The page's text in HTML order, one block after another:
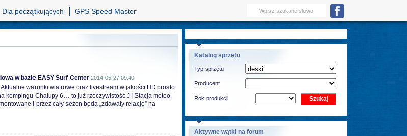
Dla początkujących GPS Speed Master
w bazie EASY Surf Center 2014-05-27 09:40
warunki wiatrowe oraz livestream w jakości HD prosto
kempingu Chałupy 6… to już rzeczywistość J ! Stacja meteo
i przez cały sezon będą „zdawały relację” na
Katalog sprzętu
Typ sprzętu
Producent
Rok produkcji
Aktywne wątki na forum